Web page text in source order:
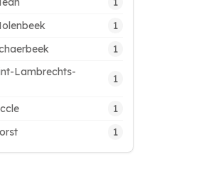
1
1
Lambrechts-
1
1
1